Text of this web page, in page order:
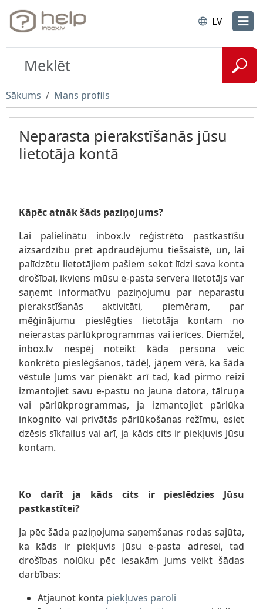
LV
Sākums Mans profils
Neparasta pierakstīšanās jūsu
lietotāja kontā
Kāpēc atnāk šāds paziņojums?
Lai palielinātu inbox.lv reģistrēto pastkastīšu
aizsardzību pret apdraudējumu tiešsaistē, un, lai
palīdzētu lietotājiem pašiem sekot līdzi sava konta
drošībai, ikviens mūsu e-pasta servera lietotājs var
saņemt informatīvu paziņojumu par neparastu
pierakstīšanās aktivitāti, piemēram, par
mēģinājumu pieslēgties lietotāja kontam no
neierastas pārlūkprogrammas vai ierīces. Diemžēl,
inbox.lv nespēj noteikt kāda persona veic
konkrēto pieslēgšanos, tādēļ, jāņem vērā, ka šāda
vēstule Jums var pienākt arī tad, kad pirmo reizi
izmantojiet savu e-pastu no jauna datora, tālruņa
vai pārlūkprogrammas, ja izmantojiet pārlūka
inkognito vai privātās pārlūkošanas režīmu, esiet
dzēsis sīkfailus vai arī, ja kāds cits ir piekļuvis Jūsu
kontam.
Ko darīt ja kāds cits ir pieslēdzies Jūsu
pastkastītei?
Ja pēc šāda paziņojuma saņemšanas rodas sajūta,
ka kāds ir piekļuvis Jūsu e-pasta adresei, tad
drošības nolūku pēc iesakām Jums veikt šādas
darbības:
Atjaunot konta piekļuves paroli